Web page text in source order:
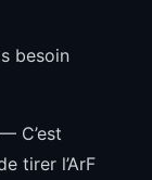
besoin
C’est
tirer l’ArF